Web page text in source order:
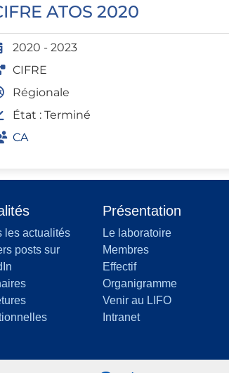
ATOS 2020
2020 - 2023
CIFRE
Régionale
État : Terminé
CA
les actualités
posts sur
Présentation
Le laboratoire
Membres
Effectif
Organigramme
Venir au LIFO
Intranet